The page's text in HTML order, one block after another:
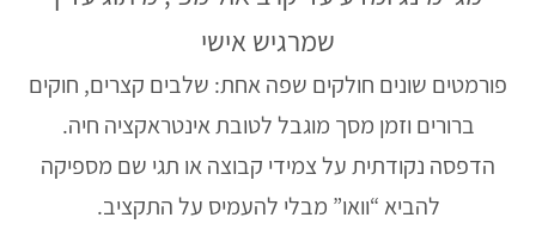
שמרגיש אישי
פורמטים שונים חולקים שפה אחת: שלבים קצרים, חוקים
ברורים וזמן מסך מוגבל לטובת אינטראקציה חיה.
הדפסה נקודתית על צמידי קבוצה או תגי שם מספיקה
להביא “וואו” מבלי להעמיס על התקציב.